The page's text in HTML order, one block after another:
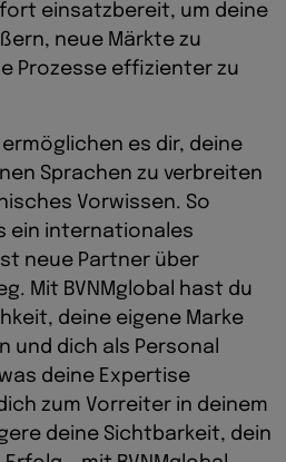
einsatzbereit, um deine
neue Märkte zu
Prozesse effizienter zu
ermöglichen es dir, deine
Sprachen zu verbreiten
Vorwissen. So
ein internationales
neue Partner über
Mit BVNMglobal hast du
deine eigene Marke
und dich als Personal
deine Expertise
zum Vorreiter in deinem
deine Sichtbarkeit, dein